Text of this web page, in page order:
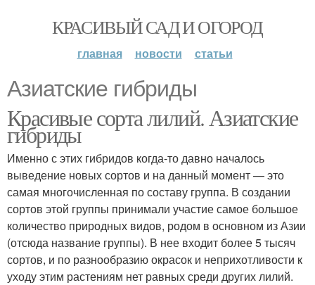
КРАСИВЫЙ САД И ОГОРОД
главная новости статьи
Азиатские гибриды
Красивые сорта лилий. Азиатские
гибриды
Именно с этих гибридов когда-то давно началось
выведение новых сортов и на данный момент — это
самая многочисленная по составу группа. В создании
сортов этой группы принимали участие самое большое
количество природных видов, родом в основном из Азии
(отсюда название группы). В нее входит более 5 тысяч
сортов, и по разнообразию окрасок и неприхотливости к
уходу этим растениям нет равных среди других лилий.